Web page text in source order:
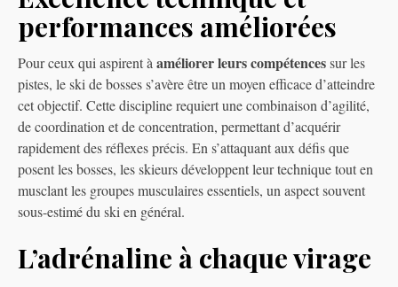
performances améliorées
Pour ceux qui aspirent àaméliorer leurs compétencessur les
pistes, le ski de bosses s’avère être un moyen efficace d’atteindre
cet objectif. Cette discipline requiert une combinaison d’agilité,
de coordination et de concentration, permettant d’acquérir
rapidement des réflexes précis. En s’attaquant aux défis que
posent les bosses, les skieurs développent leur technique tout en
musclant les groupes musculaires essentiels, un aspect souvent
sous-estimé du ski en général.
L’adrénaline à chaque virage